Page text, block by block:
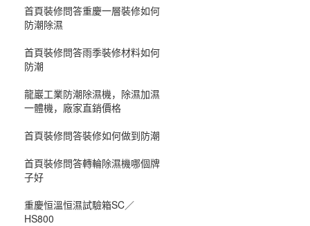
首頁裝修問答重慶一層裝修如何
防潮除濕
首頁裝修問答雨季裝修材料如何
防潮
龍巖工業防潮除濕機，除濕加濕
一體機，廠家直銷價格
首頁裝修問答裝修如何做到防潮
首頁裝修問答轉輪除濕機哪個牌
子好
重慶恒溫恒濕試驗箱SC／
HS800